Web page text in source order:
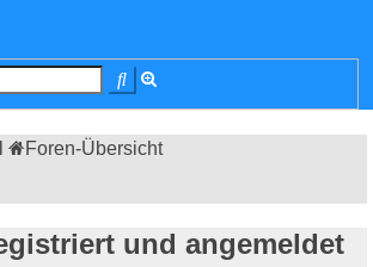
Suche
Foren-Übersicht
und angemeldet